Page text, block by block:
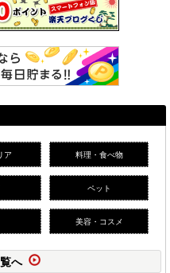
ア 料理・食べ物
ペット
美容・コスメ
へ